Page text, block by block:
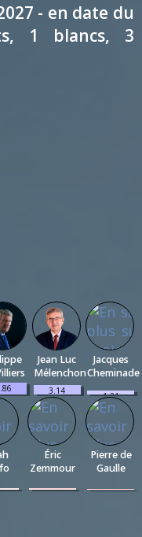
- en date du
1 blancs, 3
%
Jean Luc
Mélenchon
3.14
%
(13)
Jacques
Cheminade
1.21
%
Éric
Zemmour
0.48
Pierre de
Gaulle
0.24